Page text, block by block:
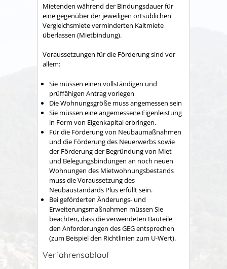
Mietenden während der Bindungsdauer für
eine gegenüber der jeweiligen ortsüblichen
Vergleichsmiete verminderten Kaltmiete
überlassen (Mietbindung).
Voraussetzungen für die Förderung sind vor
allem:
Sie müssen einen vollständigen und
prüffähigen Antrag vorlegen
Die Wohnungsgröße muss angemessen sein
Sie müssen eine angemessene Eigenleistung
in Form von Eigenkapital erbringen.
Für die Förderung von Neubaumaßnahmen
und die Förderung des Neuerwerbs sowie
der Förderung der Begründung von Miet-
und Belegungsbindungen an noch neuen
Wohnungen des Mietwohnungsbestands
muss die Voraussetzung des
Neubaustandards Plus erfüllt sein.
Bei geförderten Änderungs- und
Erweiterungsmaßnahmen müssen Sie
beachten, dass die verwendeten Bauteile
den Anforderungen des GEG entsprechen
(zum Beispiel den Richtlinien zum U-Wert).
Verfahrensablauf